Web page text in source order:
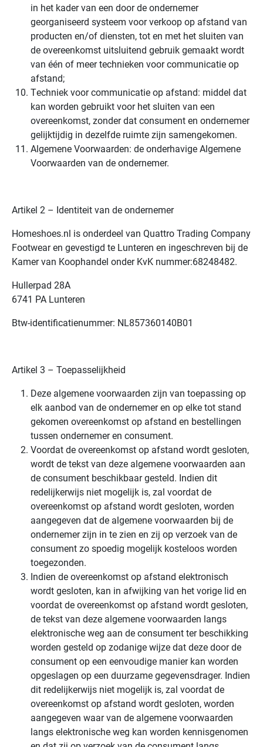
in het kader van een door de ondernemer
georganiseerd systeem voor verkoop op afstand van
producten en/of diensten, tot en met het sluiten van
de overeenkomst uitsluitend gebruik gemaakt wordt
van één of meer technieken voor communicatie op
afstand;
Techniek voor communicatie op afstand: middel dat
kan worden gebruikt voor het sluiten van een
overeenkomst, zonder dat consument en ondernemer
gelijktijdig in dezelfde ruimte zijn samengekomen.
Algemene Voorwaarden: de onderhavige Algemene
Voorwaarden van de ondernemer.
Artikel 2 – Identiteit van de ondernemer
Homeshoes.nl is onderdeel van Quattro Trading Company
Footwear en gevestigd te Lunteren en ingeschreven bij de
Kamer van Koophandel onder KvK nummer:68248482.
Hullerpad 28A
6741 PA Lunteren
Btw-identificatienummer: NL857360140B01
Artikel 3 – Toepasselijkheid
Deze algemene voorwaarden zijn van toepassing op
elk aanbod van de ondernemer en op elke tot stand
gekomen overeenkomst op afstand en bestellingen
tussen ondernemer en consument.
Voordat de overeenkomst op afstand wordt gesloten,
wordt de tekst van deze algemene voorwaarden aan
de consument beschikbaar gesteld. Indien dit
redelijkerwijs niet mogelijk is, zal voordat de
overeenkomst op afstand wordt gesloten, worden
aangegeven dat de algemene voorwaarden bij de
ondernemer zijn in te zien en zij op verzoek van de
consument zo spoedig mogelijk kosteloos worden
toegezonden.
Indien de overeenkomst op afstand elektronisch
wordt gesloten, kan in afwijking van het vorige lid en
voordat de overeenkomst op afstand wordt gesloten,
de tekst van deze algemene voorwaarden langs
elektronische weg aan de consument ter beschikking
worden gesteld op zodanige wijze dat deze door de
consument op een eenvoudige manier kan worden
opgeslagen op een duurzame gegevensdrager. Indien
dit redelijkerwijs niet mogelijk is, zal voordat de
overeenkomst op afstand wordt gesloten, worden
aangegeven waar van de algemene voorwaarden
langs elektronische weg kan worden kennisgenomen